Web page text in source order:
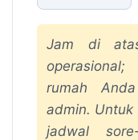
Jam di
rumah
admin. Untuk
jadwal